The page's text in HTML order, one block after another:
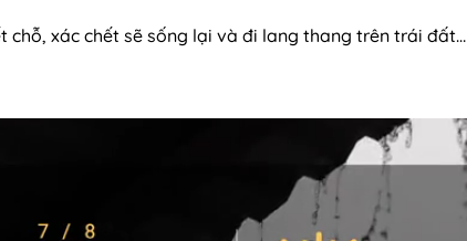
chỗ, xác chết sẽ sống lại và đi lang thang trên trái đất…